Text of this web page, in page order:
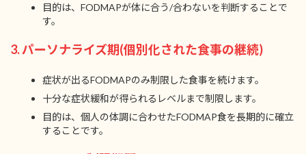
目的は、FODMAPが体に合う/合わないを判断することで
す。
3. パーソナライズ期(個別化された食事の継続)
症状が出るFODMAPのみ制限した食事を続けます。
十分な症状緩和が得られるレベルまで制限します。
目的は、個人の体調に合わせたFODMAP食を長期的に確立
することです。